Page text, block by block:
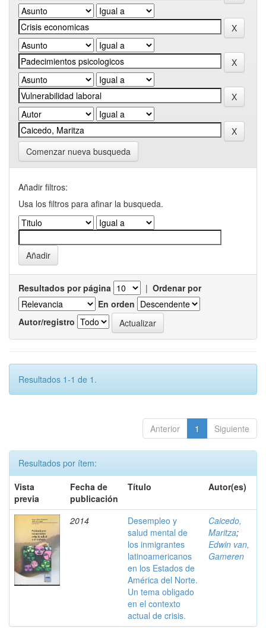
Comenzar nueva busqueda
Añadir filtros:
Usa los filtros para afinar la busqueda.
Resultados por página | Ordenar por
En orden
Autor/registro
Resultados 1-1 de 1.
Anterior 1 Siguiente
Resultados por ítem:
Vista
previa
Fecha de
publicación
Título Autor(es)
2014
Desempleo y
salud mental de
los inmigrantes
latinoamericanos
en los Estados de
América del Norte.
Un tema obligado
en el contexto
actual de crisis.
Caicedo,
Maritza;
Edwin van,
Gameren